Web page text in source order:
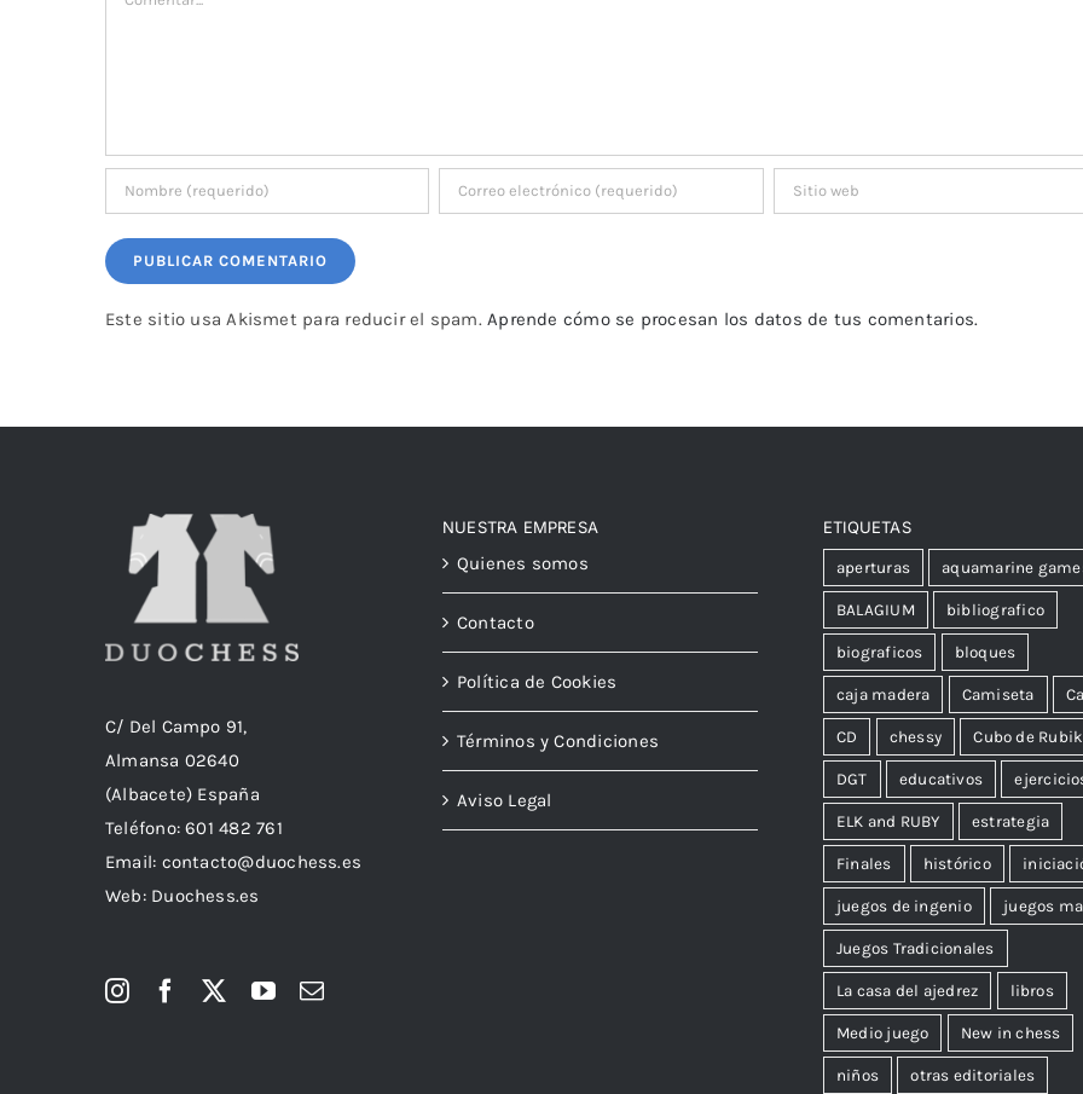
Este sitio usa Akismet para reducir el spam. Aprende cómo se procesan los datos de tus comentarios.
C/ Del Campo 91,
Almansa 02640
(Albacete) España
Teléfono:601 482 761
Email: contacto@duochess.es
Web: Duochess.es
NUESTRA EMPRESA
Quienes somos
Contacto
Política de Cookies
Términos y Condiciones
Aviso Legal
ETIQUETAS
aperturas aquamarine
BALAGIUM bibliografico
biograficos bloques
caja madera Camiseta
CD chessy Cubo de Rubik
DGT educativos
ELK and RUBY estrategia
Finales histórico
juegos de ingenio juegos
Juegos Tradicionales
La casa del ajedrez libros
Medio juego New in chess
niños otras editoriales